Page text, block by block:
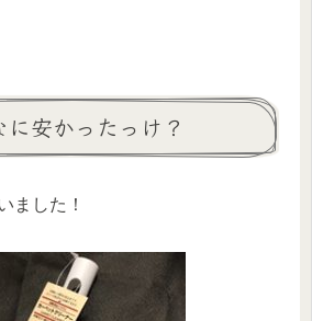
安かったっけ？
ました！